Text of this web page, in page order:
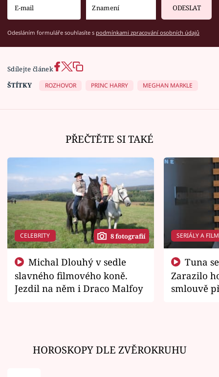
ODESLAT
Odesláním formuláře souhlasíte s podmínkami zpracování osobních údajů
Sdílejte článek
ŠTÍTKY
ROZHOVOR PRINC HARRY MEGHAN MARKLE
PŘEČTĚTE SI TAKÉ
CELEBRITY 8 fotografií
slavného filmového koně.
Jezdil na něm i Draco Malfoy
SERIÁLY A
Zarazilo
smlouvě
HOROSKOPY DLE ZVĚROKRUHU